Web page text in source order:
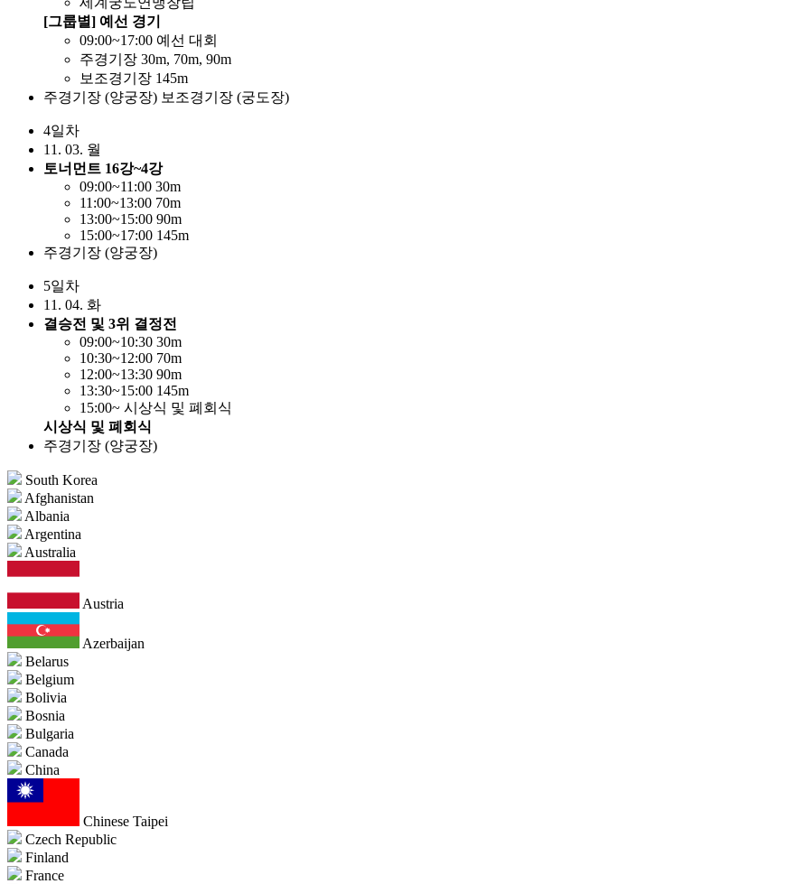
[그룹별] 예선 경기
09:00~17:00 예선 대회
주경기장 30m, 70m, 90m
보조경기장 145m
주경기장 (양궁장) 보조경기장 (궁도장)
4일차
11. 03. 월
토너먼트 16강~4강
09:00~11:00 30m
11:00~13:00 70m
13:00~15:00 90m
15:00~17:00 145m
주경기장 (양궁장)
5일차
11. 04. 화
결승전 및 3위 결정전
09:00~10:30 30m
10:30~12:00 70m
12:00~13:30 90m
13:30~15:00 145m
15:00~ 시상식 및 폐회식
시상식 및 폐회식
주경기장 (양궁장)
South Korea
Afghanistan
Albania
Argentina
Australia
Austria
Azerbaijan
Belarus
Belgium
Bolivia
Bosnia
Bulgaria
Canada
China
Chinese Taipei
Czech Republic
Finland
France